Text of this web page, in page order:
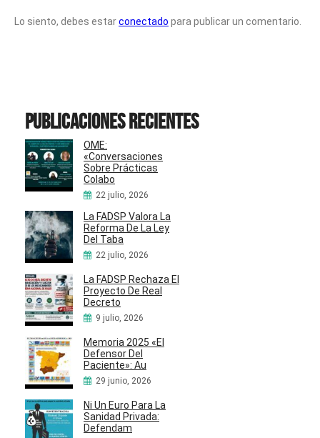
Lo siento, debes estarconectado para publicar un comentario.
Publicaciones recientes
OME:
«Conversaciones
Sobre Prácticas
Colabo
22 julio, 2026
La FADSP Valora La
Reforma De La Ley
Del Taba
22 julio, 2026
La FADSP Rechaza El
Proyecto De Real
Decreto
9 julio, 2026
Memoria 2025 «El
Defensor Del
Paciente»: Au
29 junio, 2026
Ni Un Euro Para La
Sanidad Privada:
Defendam